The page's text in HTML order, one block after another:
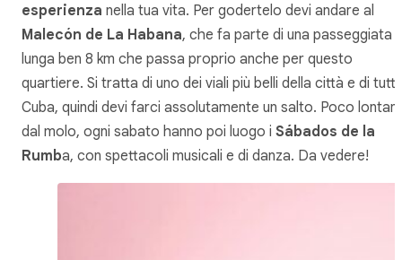
esperienza nella tua vita. Per godertelo devi andare al
Malecón de La Habana, che fa parte di una passeggiata
lunga ben 8 km che passa proprio anche per questo
quartiere. Si tratta di uno dei viali più belli della città e di
Cuba, quindi devi farci assolutamente un salto. Poco
dal molo, ogni sabato hanno poi luogo i Sábados de la
Rumba, con spettacoli musicali e di danza. Da vedere!